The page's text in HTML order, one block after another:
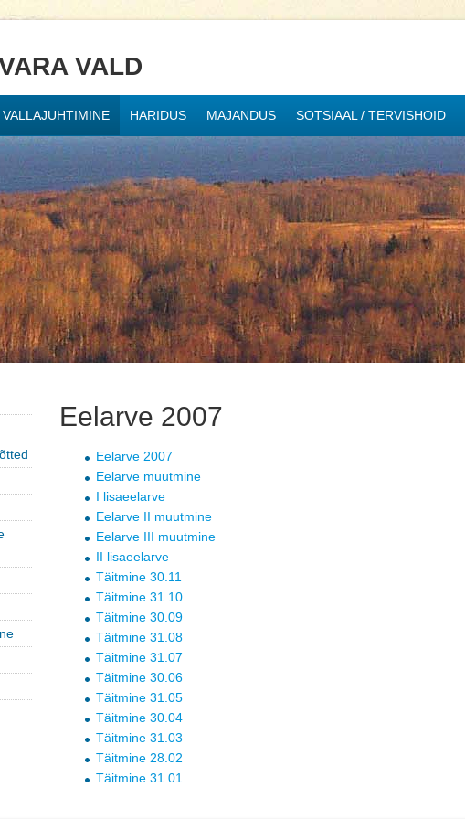
VALD
VALLAJUHTIMINE HARIDUS MAJANDUS SOTSIAAL / TERVISHOID
Eelarve 2007
Eelarve 2007
Eelarve muutmine
I lisaeelarve
Eelarve II muutmine
Eelarve III muutmine
II lisaeelarve
Täitmine 30.11
Täitmine 31.10
Täitmine 30.09
Täitmine 31.08
Täitmine 31.07
Täitmine 30.06
Täitmine 31.05
Täitmine 30.04
Täitmine 31.03
Täitmine 28.02
Täitmine 31.01